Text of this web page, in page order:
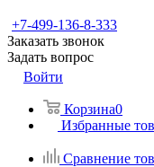
+7-499-136-8-333
Заказать звонок
Задать вопрос
Войти
Корзина0
Избранные
Сравнение